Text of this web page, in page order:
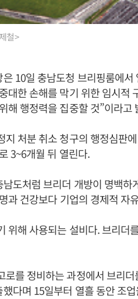
철>
10일 충남도청 브리핑룸에
대한 손해를 막기 위한 임시적
해 행정력을 집중할 것”이라고
지 처분 취소 청구의 행정심판
3~6개월 뒤 열린다.
도처럼 브리더 개방이 명백
과 건강보다 기업의 경제적 자
위해 사용되는 설비다. 브리더
로를 정비하는 과정에서 브리
다며 15일부터 열흘 동안 조